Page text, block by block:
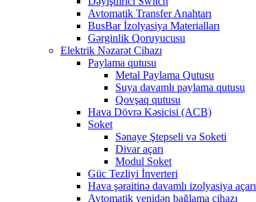
Avtomatik Transfer Anahtarı
BusBar İzolyasiya Materialları
Gərginlik Qoruyucusu
Elektrik Nəzarət Cihazı
Paylama qutusu
Metal Paylama Qutusu
Suya davamlı paylama qutusu
Qovşaq qutusu
Hava Dövrə Kəsicisi (ACB)
Soket
Sənaye Ştepseli və Soketi
Divar açarı
Modul Soket
Güc Tezliyi İnverteri
Hava şəraitinə davamlı izolyasiya açarı
Avtomatik yenidən bağlama cihazı